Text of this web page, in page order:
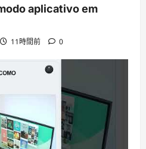
aplicativo em
11時間前 0